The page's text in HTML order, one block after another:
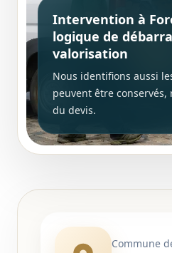
Intervention à
logique de
valorisation
Nous identifions aussi
peuvent être
du devis.
Commune